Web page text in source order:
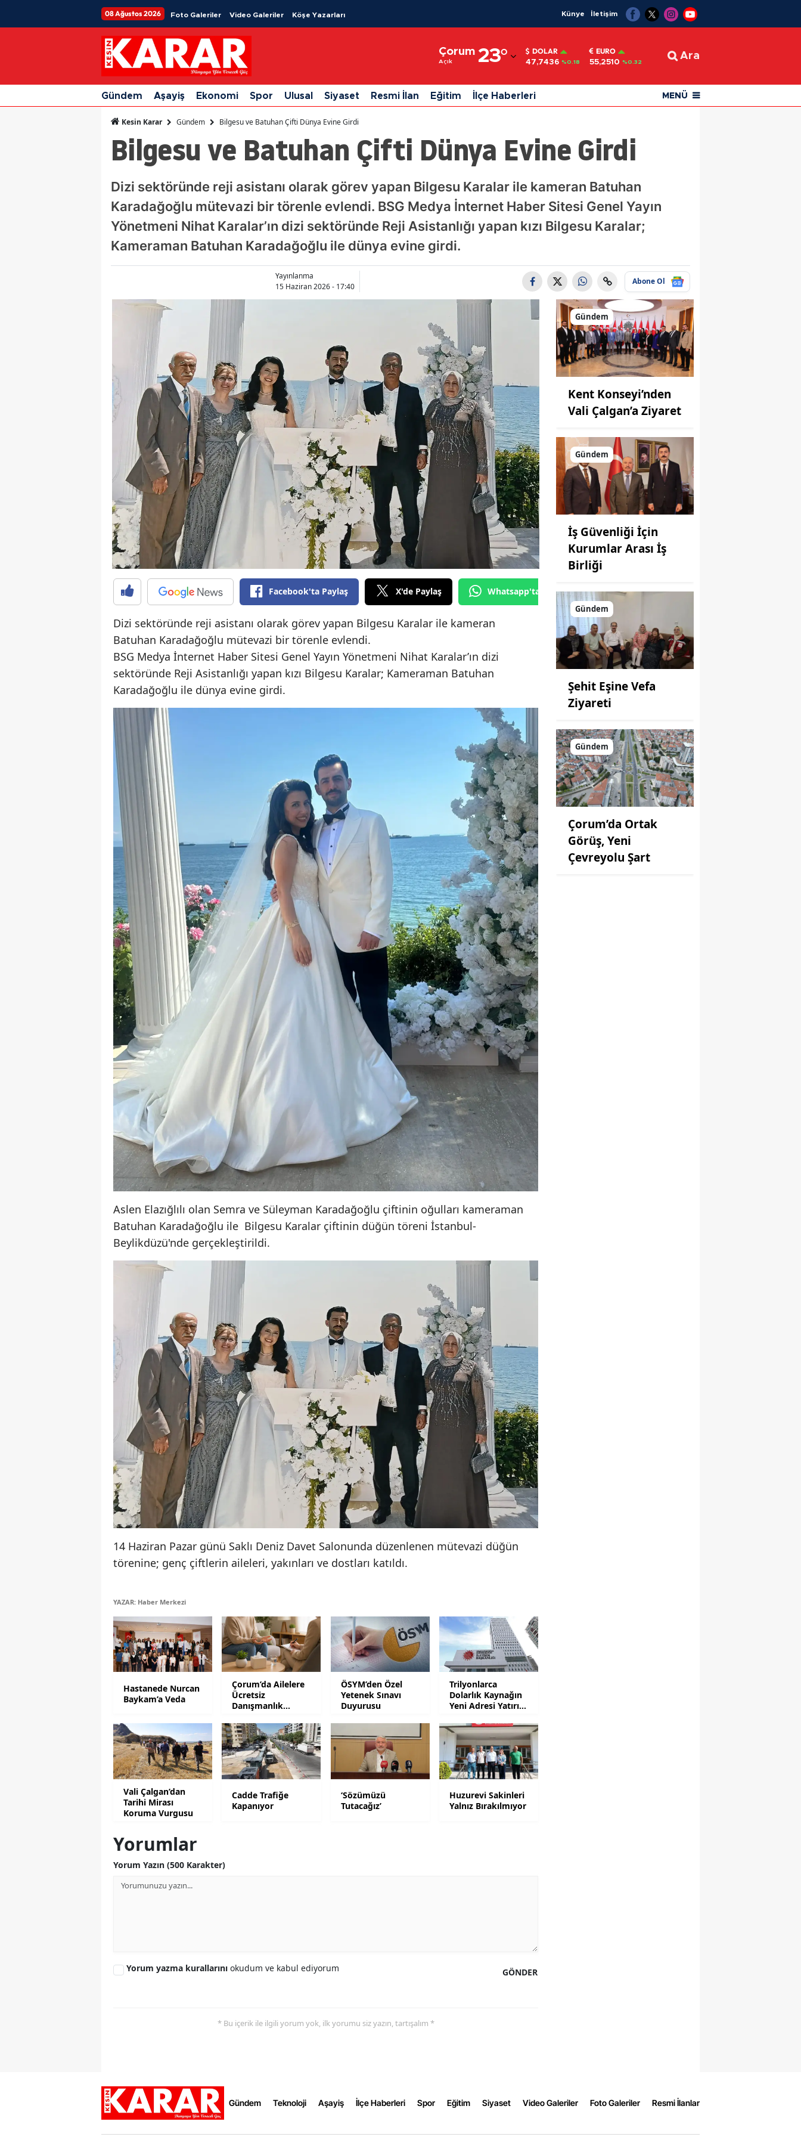
08 Ağustos 2026 Foto Galeriler Video Galeriler Köşe Yazarları Künye İletişim
Çorum
Açık 23°
Adıyaman
Afyonkarahisar
Ağrı
Ankara
Antalya
Artvin
Aydın
Bingöl
Bitlis
Bolu
Burdur
Bursa
Çanakkale
Çankırı
Çorum
Denizli
Diyarbakır
Erzincan
Erzurum
Gaziantep
Gümüşhane
Hakkari
Hatay
Isparta
Mersin
İstanbul
İzmir
Kars
Kastamonu
Kayseri
Kırklareli
Kırşehir
Kocaeli
Konya
Kütahya
Manisa
Kahramanmaraş
Mardin
Muğla
Muş
Nevşehir
Niğde
Rize
Sakarya
Samsun
Siirt
Sinop
Sivas
Tekirdağ
Tunceli
Şanlıurfa
Yozgat
Zonguldak
Aksaray
Bayburt
Karaman
Kırıkkale
Batman
Şırnak
DOLAR
47,7436 %0.18
EURO
55,2510 %0.32
Ara
Gündem Aşayiş Ekonomi Spor Ulusal Siyaset Resmi İlan Eğitim İlçe Haberleri MENÜ
Kesin Karar Gündem Bilgesu ve Batuhan Çifti Dünya Evine Girdi
Bilgesu ve Batuhan Çifti Dünya Evine Girdi
Dizi sektöründe reji asistanı olarak görev yapan Bilgesu Karalar ile kameran Batuhan
Karadağoğlu mütevazi bir törenle evlendi. BSG Medya İnternet Haber Sitesi Genel Yayın
Yönetmeni Nihat Karalar’ın dizi sektöründe Reji Asistanlığı yapan kızı Bilgesu Karalar;
Kameraman Batuhan Karadağoğlu ile dünya evine girdi.
Yayınlanma
15 Haziran 2026 - 17:40
Abone Ol
Facebook'ta Paylaş X'de Paylaş Whatsapp'tan Gönder
Dizi sektöründe reji asistanı olarak görev yapan Bilgesu Karalar ile kameran
Batuhan Karadağoğlu mütevazi bir törenle evlendi.
BSG Medya İnternet Haber Sitesi Genel Yayın Yönetmeni Nihat Karalar’ın dizi
sektöründe Reji Asistanlığı yapan kızı Bilgesu Karalar; Kameraman Batuhan
Karadağoğlu ile dünya evine girdi.
Aslen Elazığlılı olan Semra ve Süleyman Karadağoğlu çiftinin oğulları kameraman
Batuhan Karadağoğlu ile Bilgesu Karalar çiftinin düğün töreni İstanbul-
Beylikdüzü'nde gerçekleştirildi.
14 Haziran Pazar günü Saklı Deniz Davet Salonunda düzenlenen mütevazi düğün
törenine; genç çiftlerin aileleri, yakınları ve dostları katıldı.
YAZAR: Haber Merkezi
Hastanede Nurcan
Baykam’a Veda
Çorum’da Ailelere
Ücretsiz
Danışmanlık
ÖSYM’den Özel
Yetenek Sınavı
Duyurusu
Trilyonlarca
Dolarlık Kaynağın
Yeni Adresi Yatırım
Vali Çalgan’dan
Tarihi Mirası
Koruma Vurgusu
Cadde Trafiğe
Kapanıyor
‘Sözümüzü
Tutacağız’
Huzurevi Sakinleri
Yalnız Bırakılmıyor
Yorumlar
Yorum Yazın (500 Karakter)
GÖNDER
Yorum yazma kurallarını okudum ve kabul ediyorum
* Bu içerik ile ilgili yorum yok, ilk yorumu siz yazın, tartışalım *
Gündem
Kent Konseyi’nden
Vali Çalgan’a Ziyaret
Gündem
İş Güvenliği İçin
Kurumlar Arası İş
Birliği
Gündem
Şehit Eşine Vefa
Ziyareti
Gündem
Çorum’da Ortak
Görüş, Yeni
Çevreyolu Şart
Gündem Teknoloji Aşayiş İlçe Haberleri Spor Eğitim Siyaset Video Galeriler Foto Galeriler Resmi İlanlar